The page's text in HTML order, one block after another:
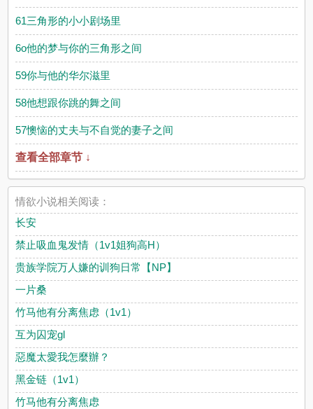
61三角形的小小剧场里
6o他的梦与你的三角形之间
59你与他的华尔滋里
58他想跟你跳的舞之间
57懊恼的丈夫与不自觉的妻子之间
查看全部章节 ↓
情欲小说相关阅读：
长安
禁止吸血鬼发情（1v1姐狗高H）
贵族学院万人嫌的训狗日常【NP】
一片桑
竹马他有分离焦虑（1v1）
互为囚宠gl
惡魔太愛我怎麼辦？
黑金链（1v1）
竹马他有分离焦虑